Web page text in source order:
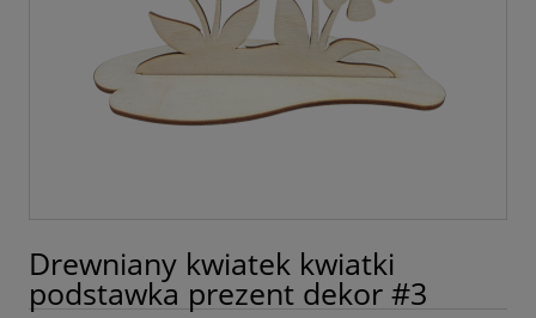
Drewniany kwiatek kwiatki
podstawka prezent dekor #3